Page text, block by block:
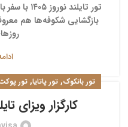
بازگشایی شکوفه‌ها هم
تور بانکوک, تور پاتایا, تور
کارگزار ویزای